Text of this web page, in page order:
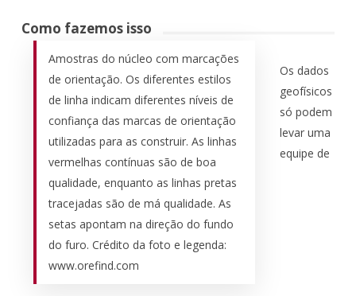
Como fazemos isso
Amostras do núcleo com marcações
de orientação. Os diferentes estilos
de linha indicam diferentes níveis de
confiança das marcas de orientação
utilizadas para as construir. As linhas
vermelhas contínuas são de boa
qualidade, enquanto as linhas pretas
tracejadas são de má qualidade. As
setas apontam na direção do fundo
do furo. Crédito da foto e legenda:
www.orefind.com
Os dados
geofísicos
só podem
levar uma
equipe de